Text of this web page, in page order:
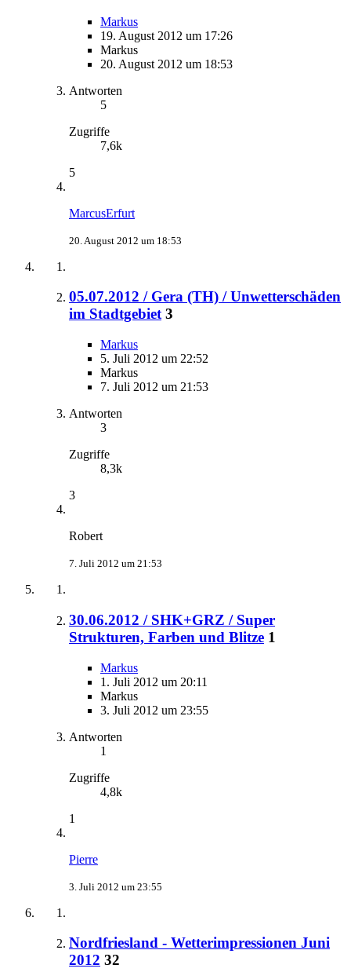
Markus
19. August 2012 um 17:26
Markus
20. August 2012 um 18:53
Antworten
5
Zugriffe
7,6k
5
MarcusErfurt
20. August 2012 um 18:53
05.07.2012 / Gera (TH) / Unwetterschäden
im Stadtgebiet 3
Markus
5. Juli 2012 um 22:52
Markus
7. Juli 2012 um 21:53
Antworten
3
Zugriffe
8,3k
3
Robert
7. Juli 2012 um 21:53
30.06.2012 / SHK+GRZ / Super
Strukturen, Farben und Blitze 1
Markus
1. Juli 2012 um 20:11
Markus
3. Juli 2012 um 23:55
Antworten
1
Zugriffe
4,8k
1
Pierre
3. Juli 2012 um 23:55
Nordfriesland - Wetterimpressionen Juni
2012 32